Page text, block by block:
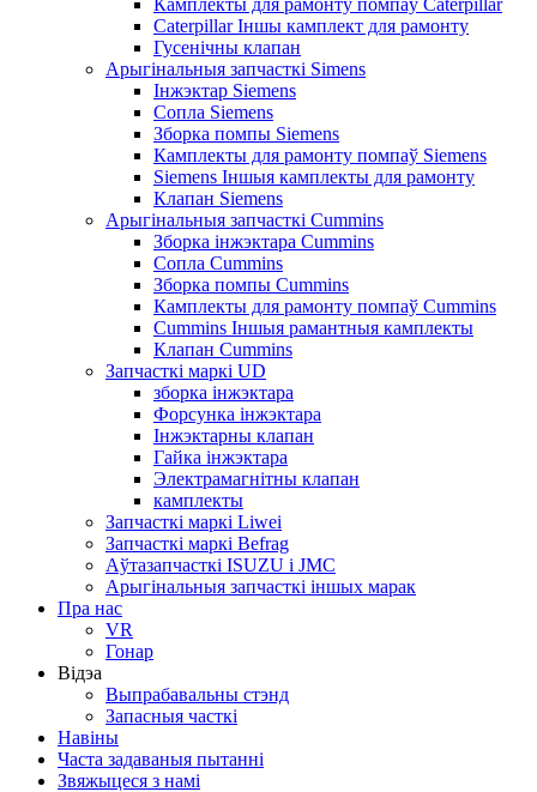
Камплекты для рамонту помпаў Caterpillar
Caterpillar Іншы камплект для рамонту
Гусенічны клапан
Арыгінальныя запчасткі Simens
Інжэктар Siemens
Сопла Siemens
Зборка помпы Siemens
Камплекты для рамонту помпаў Siemens
Siemens Іншыя камплекты для рамонту
Клапан Siemens
Арыгінальныя запчасткі Cummins
Зборка інжэктара Cummins
Сопла Cummins
Зборка помпы Cummins
Камплекты для рамонту помпаў Cummins
Cummins Іншыя рамантныя камплекты
Клапан Cummins
Запчасткі маркі UD
зборка інжэктара
Форсунка інжэктара
Інжэктарны клапан
Гайка інжэктара
Электрамагнітны клапан
камплекты
Запчасткі маркі Liwei
Запчасткі маркі Befrag
Аўтазапчасткі ISUZU і JMC
Арыгінальныя запчасткі іншых марак
Пра нас
VR
Гонар
Відэа
Выпрабавальны стэнд
Запасныя часткі
Навіны
Часта задаваныя пытанні
Звяжыцеся з намі